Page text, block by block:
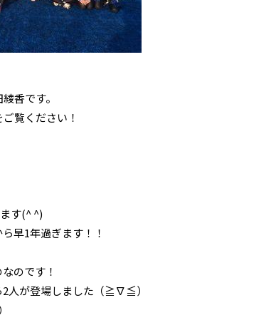
香です。
覧ください！
す(^ ^)
早1年過ぎます！！
のです！
2人が登場しました（≧∇≦）